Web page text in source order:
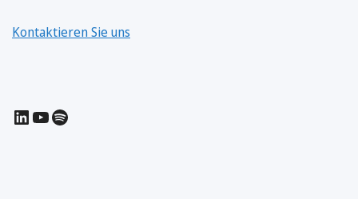
Kontaktieren Sie uns
LinkedIn
YouTube
Spotify